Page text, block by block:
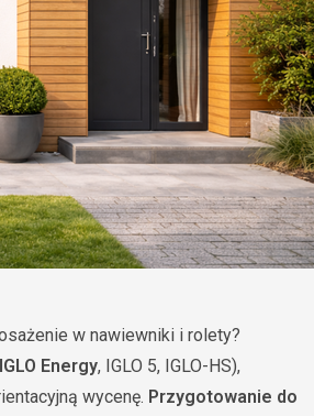
w nawiewniki i rolety?
IGLO Energy, IGLO 5, IGLO-HS),
wycenę. Przygotowanie do